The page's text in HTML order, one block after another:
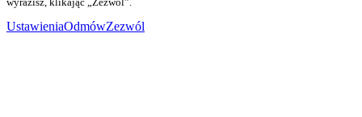
UstawieniaOdmówZezwól